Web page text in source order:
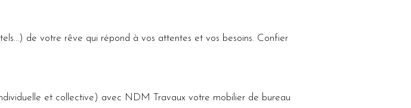
de votre rêve qui répond à vos attentes et vos besoins. Confier
et collective) avec NDM Travaux votre mobilier de bureau